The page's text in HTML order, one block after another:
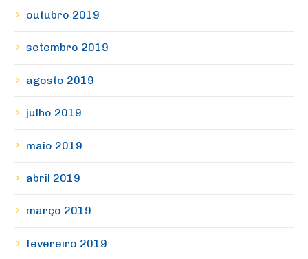
outubro 2019
setembro 2019
agosto 2019
julho 2019
maio 2019
abril 2019
março 2019
fevereiro 2019